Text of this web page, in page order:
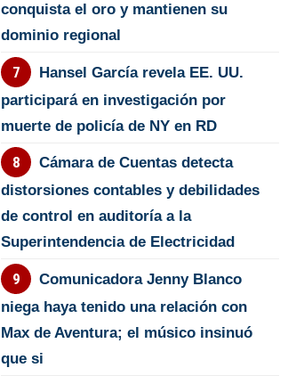
conquista el oro y mantienen su
dominio regional
Hansel García revela EE. UU.
participará en investigación por
muerte de policía de NY en RD
Cámara de Cuentas detecta
distorsiones contables y debilidades
de control en auditoría a la
Superintendencia de Electricidad
Comunicadora Jenny Blanco
niega haya tenido una relación con
Max de Aventura; el músico insinuó
que si